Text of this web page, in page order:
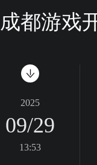
成都游戏
2025
09/29
13:53